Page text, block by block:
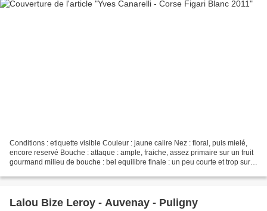
Conditions : etiquette visible Couleur : jaune calire Nez : floral, puis mielé,
encore reservé Bouche : attaque : ample, fraiche, assez primaire sur un fruit
gourmand milieu de bouche : bel equilibre finale : un peu courte et trop sur
Lalou Bize Leroy - Auvenay - Puligny